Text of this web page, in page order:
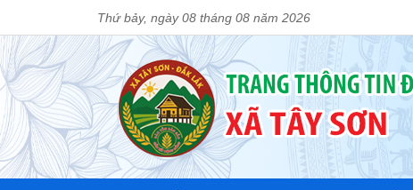
Thứ bảy, ngày 08 tháng 08 năm 2026